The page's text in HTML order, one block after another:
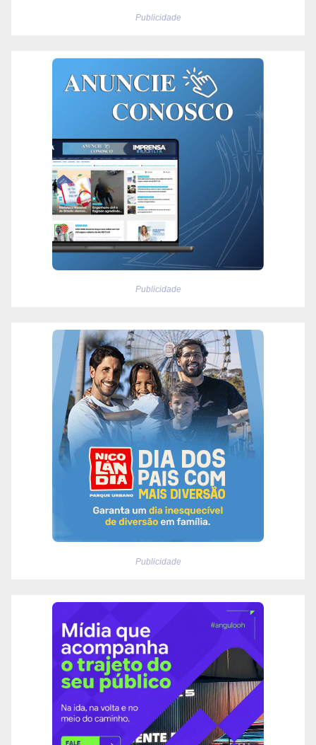
Publicidade
Publicidade
Publicidade